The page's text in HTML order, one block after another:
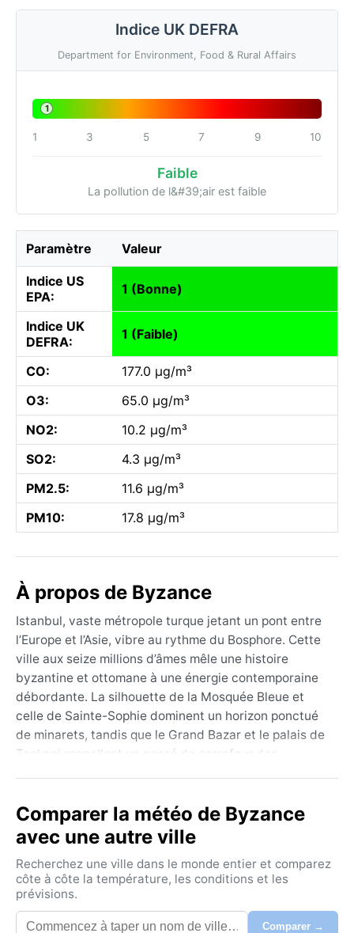
Indice UK DEFRA
Department for Environment, Food & Rural Affairs
1
1 3 5 7 9 10
Faible
La pollution de l&#39;air est faible
Paramètre Valeur
Indice US
EPA:
1 (Bonne)
Indice UK
DEFRA:
1 (Faible)
CO:
177.0 µg/m³
O3:
65.0 µg/m³
NO2:
10.2 µg/m³
SO2:
4.3 µg/m³
PM2.5:
11.6 µg/m³
PM10:
17.8 µg/m³
À propos de Byzance
Istanbul, vaste métropole turque jetant un pont entre
l’Europe et l’Asie, vibre au rythme du Bosphore. Cette
ville aux seize millions d’âmes mêle une histoire
byzantine et ottomane à une énergie contemporaine
débordante. La silhouette de la Mosquée Bleue et
celle de Sainte-Sophie dominent un horizon ponctué
de minarets, tandis que le Grand Bazar et le palais de
Topkapi rappellent un passé de carrefour des
échappées paisibles au cœur de l’effervescence.
Classée en climat méditerranéen à été chaud (Csa),
Istanbul connaît des étés longs, chauds et secs, de
juin à septembre, avec des maximales frôlant les 30
°C et une humidité qui peut alourdir l’air du Bosphore.
Les hivers sont doux mais humides, avec des
Comparer la météo de Byzance
avec une autre ville
Recherchez une ville dans le monde entier et comparez
côte à côte la température, les conditions et les
prévisions.
Comparer →